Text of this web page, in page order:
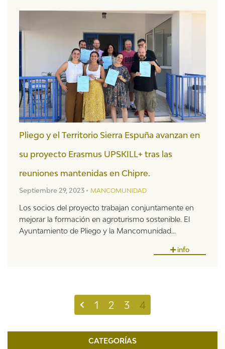
Pliego y el Territorio Sierra Espuña avanzan en
su proyecto Erasmus UPSKILL+ tras las
reuniones mantenidas en Chipre.
Septiembre 29, 2023 • MANCOMUNIDAD
Los socios del proyecto trabajan conjuntamente en
mejorar la formación en agroturismo sostenible. El
Ayuntamiento de Pliego y la Mancomunidad...
info
1 2 3 4
CATEGORÍAS